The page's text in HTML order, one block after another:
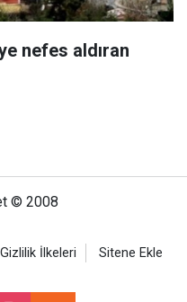
nefes aldıran
© 2008
Gizlilik İlkeleri Sitene Ekle